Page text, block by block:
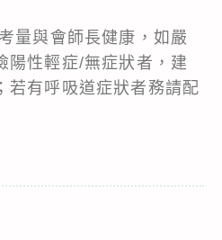
量與會師長健康，如嚴
陽性輕症/無症狀者，建
若有呼吸道症狀者務請配